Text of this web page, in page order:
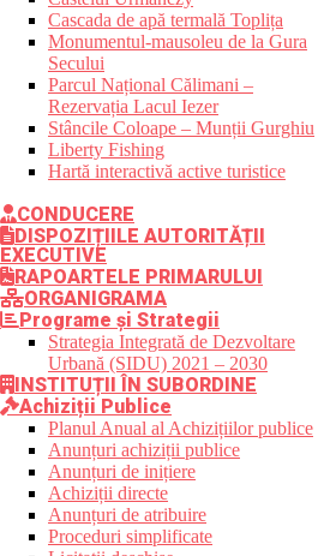
Cascada de apă termală Toplița
Monumentul-mausoleu de la Gura
Secului
Parcul Național Călimani –
Rezervația Lacul Iezer
Stâncile Coloape – Munții Gurghiu
Liberty Fishing
Hartă interactivă active turistice
CONDUCERE
DISPOZIȚIILE AUTORITĂȚII
EXECUTIVE
RAPOARTELE PRIMARULUI
ORGANIGRAMA
Programe și Strategii
Strategia Integrată de Dezvoltare
Urbană (SIDU) 2021 – 2030
INSTITUȚII ÎN SUBORDINE
Achiziții Publice
Planul Anual al Achizițiilor publice
Anunțuri achiziții publice
Anunțuri de inițiere
Achiziții directe
Anunțuri de atribuire
Proceduri simplificate